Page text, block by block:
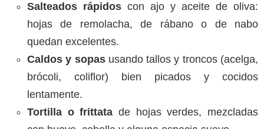
Salteados rápidos con ajo y aceite de oliva:
hojas de remolacha, de rábano o de nabo
quedan excelentes.
Caldos y sopasusando tallos y troncos (acelga,
brócoli, coliflor) bien picados y cocidos
lentamente.
Tortilla o frittata de hojas verdes, mezcladas